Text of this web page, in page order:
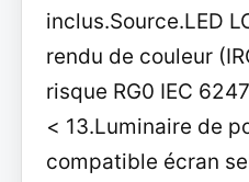
inclus.Source.LED
rendu de couleur
risque RG0 IEC
< 13.Luminaire de
compatible écran